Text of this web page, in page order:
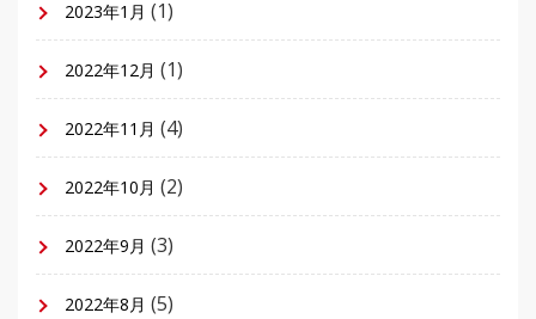
2023年1月 (1)
2022年12月 (1)
2022年11月 (4)
2022年10月 (2)
2022年9月 (3)
2022年8月 (5)